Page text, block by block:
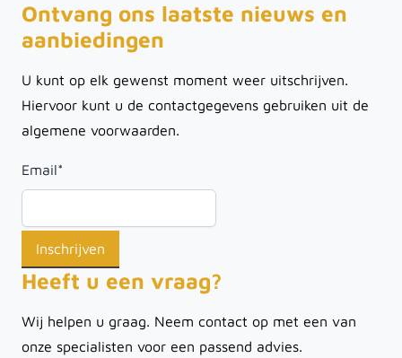
Ontvang ons laatste nieuws en
aanbiedingen
U kunt op elk gewenst moment weer uitschrijven.
Hiervoor kunt u de contactgegevens gebruiken uit de
algemene voorwaarden.
Email*
Heeft u een vraag?
Wij helpen u graag. Neem contact op met een van
onze specialisten voor een passend advies.